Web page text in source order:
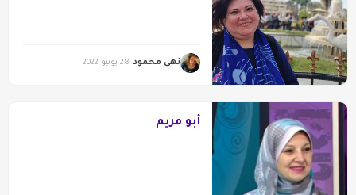
نهى محمود 28 يونيو 2022
أبو مريم